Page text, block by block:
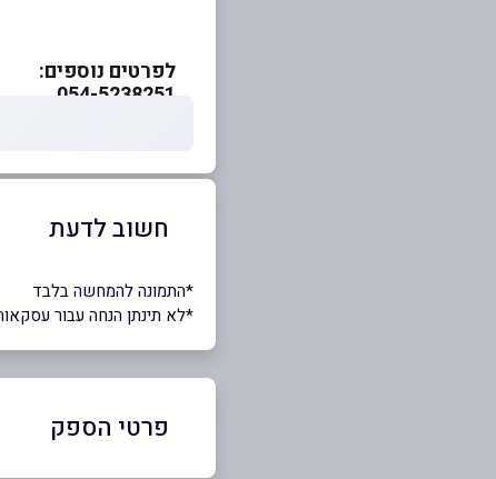
לפרטים נוספים:
חשוב לדעת
*התמונה להמחשה בלבד
*לא תינתן הנחה עבור
פרטי הספק